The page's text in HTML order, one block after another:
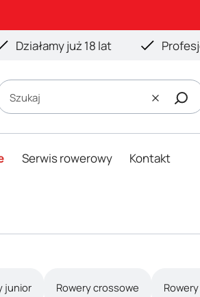
Działamy już 18 lat
Wyczyść
Serwis rowerowy Kontakt
junior Rowery crossowe